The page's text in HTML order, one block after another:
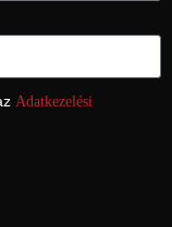
Adatkezelési